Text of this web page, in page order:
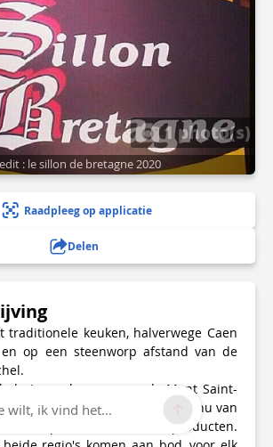
1 photo(s)
: le sillon de bretagne 2020
Raadpleeg op applicatie
Delen
traditionele keuken, halverwege Caen
op een steenworp afstand van de
huis op de weg naar de Mont Saint-
twee landen en biedt een menu van
land, op basis van lokale producten.
wilt, ik vind het...